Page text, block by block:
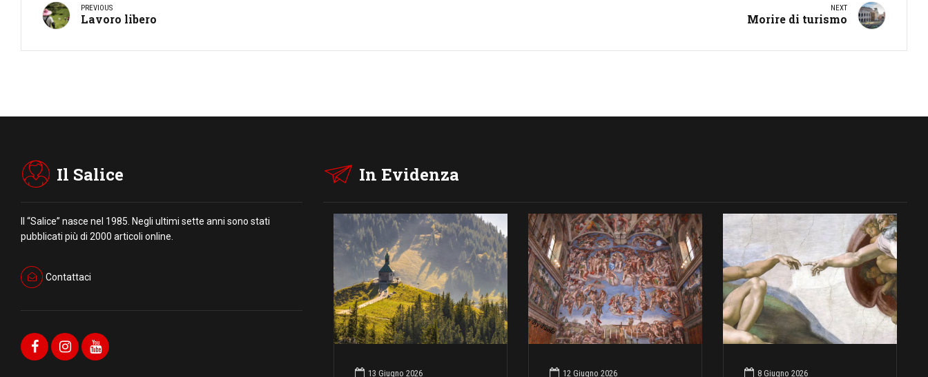
PREVIOUS
Lavoro libero
NEXT
Morire di turismo
Il Salice
Il “Salice” nasce nel 1985. Negli ultimi sette anni sono stati
pubblicati più di 2000 articoli online.
Contattaci
In Evidenza
13 Giugno 2026 12 Giugno 2026 8 Giugno 2026